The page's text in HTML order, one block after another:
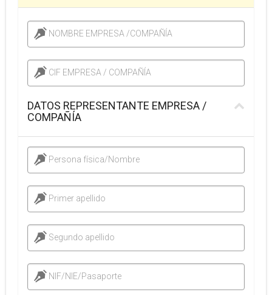
NOMBRE EMPRESA /COMPAÑÍA
CIF EMPRESA / COMPAÑÍA
DATOS REPRESENTANTE EMPRESA /
COMPAÑÍA
Persona física/Nombre
Primer apellido
Segundo apellido
NIF/NIE/Pasaporte